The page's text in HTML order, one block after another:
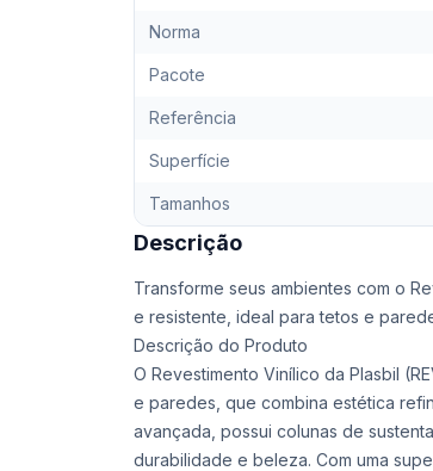
Norma
Pacote
Referência
Superfície
Tamanhos
Descrição
Transforme seus ambientes com o
e resistente, ideal para tetos e
Descrição do Produto
O Revestimento Vinílico da Plasbil
e paredes, que combina estética
avançada, possui colunas de
durabilidade e beleza. Com uma